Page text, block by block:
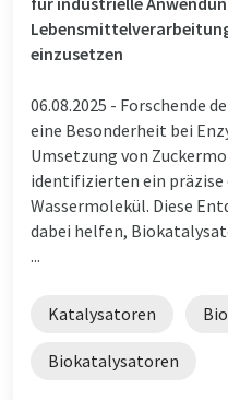
einzusetzen
06.08.2025 - Forschende
eine Besonderheit bei
Umsetzung von
identifizierten ein präzise
Wassermolekül. Diese
dabei helfen,
...
Katalysatoren
Biokatalysatoren